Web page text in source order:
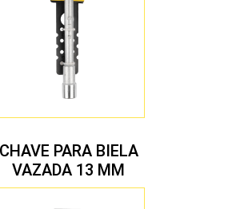
CHAVE PARA BIELA
VAZADA 13 MM